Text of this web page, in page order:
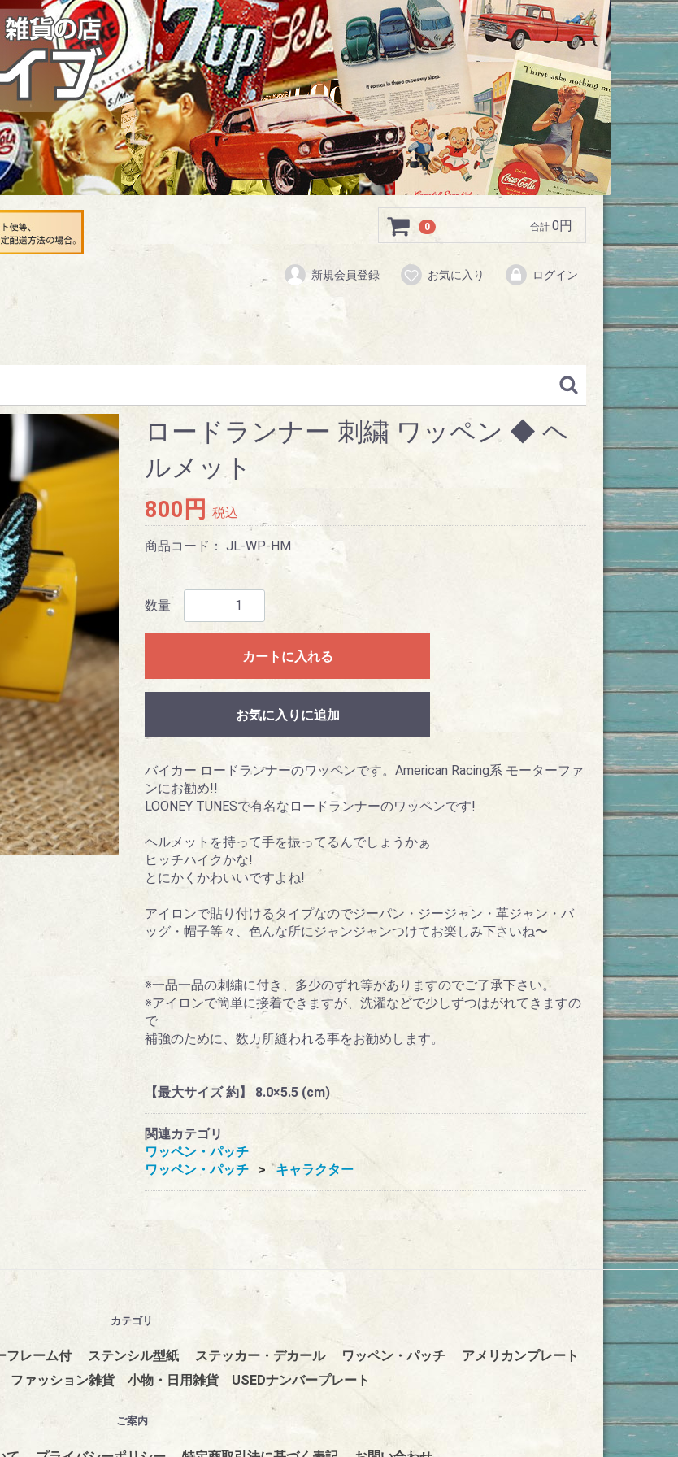
新規会員登録 お気に入り ログイン
0 合計 0円
ロードランナー 刺繍 ワッペン ◆ ヘ
ルメット
800円 税込
商品コード： JL-WP-HM
数量
カートに入れる
お気に入りに追加
バイカー ロードランナーのワッペンです。American Racing系 モーターファ
ンにお勧め!!
LOONEY TUNESで有名なロードランナーのワッペンです!
ヘルメットを持って手を振ってるんでしょうかぁ
ヒッチハイクかな!
とにかくかわいいですよね!
アイロンで貼り付けるタイプなのでジーパン・ジージャン・革ジャン・バ
ッグ・帽子等々、色んな所にジャンジャンつけてお楽しみ下さいね〜
※一品一品の刺繍に付き、多少のずれ等がありますのでご了承下さい。
※アイロンで簡単に接着できますが、洗濯などで少しずつはがれてきますの
で
補強のために、数カ所縫われる事をお勧めします。
【最大サイズ 約】 8.0×5.5 (cm)
関連カテゴリ
ワッペン・パッチ
ワッペン・パッチ
キャラクター
カテゴリ
フレーム付 ステンシル型紙 ステッカー・デカール ワッペン・パッチ
アメリカンプレート
ファッション雑貨 小物・日用雑貨 USEDナンバープレート
ご案内